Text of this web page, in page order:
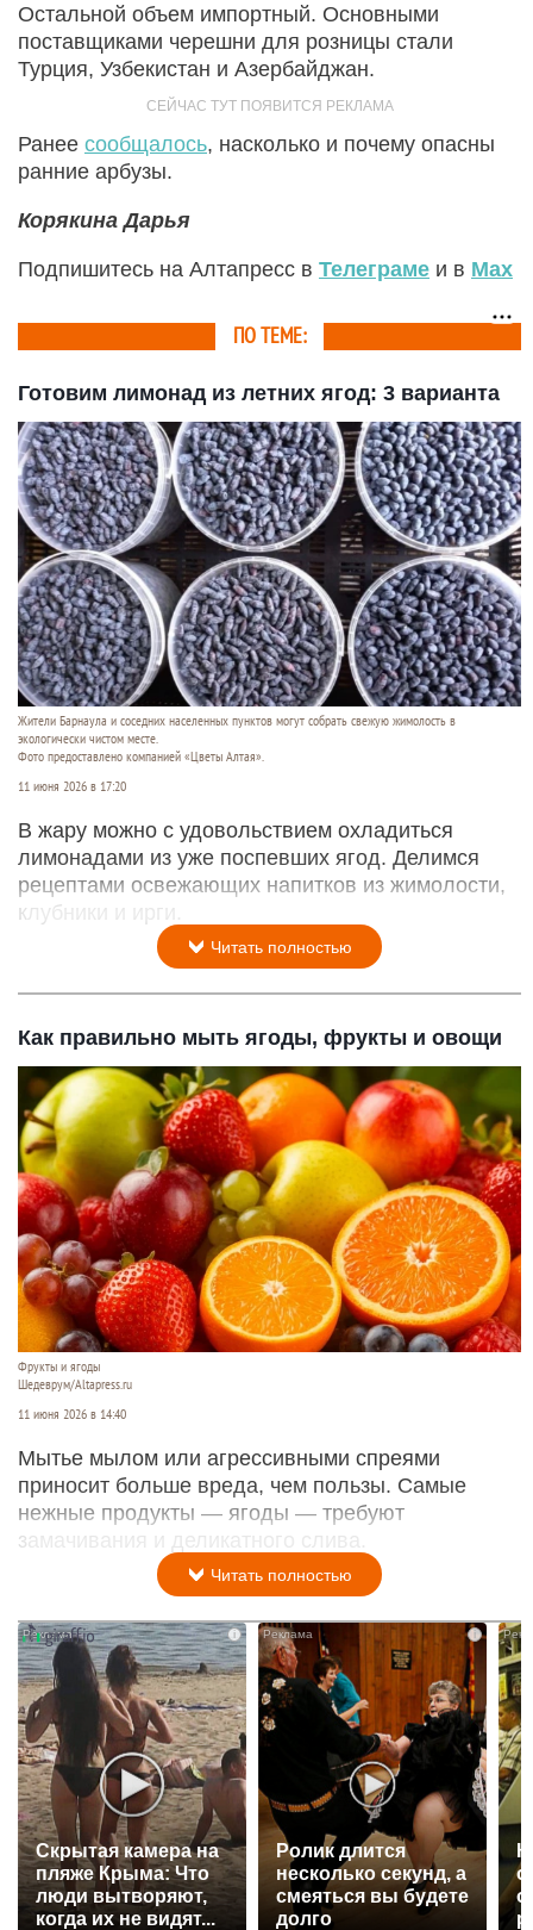
Остальной объем импортный. Основными
поставщиками черешни для розницы стали
Турция, Узбекистан и Азербайджан.
Ранее сообщалось, насколько и почему опасны
ранние арбузы.
Корякина Дарья
Подпишитесь на Алтапресс в Телеграме и в Max
ПО ТЕМЕ:
Готовим лимонад из летних ягод: 3 варианта
Жители Барнаула и соседних населенных пунктов могут собрать свежую жимолость в
экологически чистом месте.
Фото предоставлено компанией «Цветы Алтая».
11 июня 2026 в 17:20
В жару можно с удовольствием охладиться
лимонадами из уже поспевших ягод. Делимся
рецептами освежающих напитков из жимолости,
клубники и ирги.
Читать полностью
Как правильно мыть ягоды, фрукты и овощи
Фрукты и ягоды
Шедеврум/Altapress.ru
11 июня 2026 в 14:40
Мытье мылом или агрессивными спреями
приносит больше вреда, чем пользы. Самые
нежные продукты — ягоды — требуют
замачивания и деликатного слива.
Читать полностью
i
Скрытая камера на
пляже Крыма: Что
люди вытворяют,
когда их не видят...
Ролик длится
несколько секунд, а
смеяться вы будете
долго